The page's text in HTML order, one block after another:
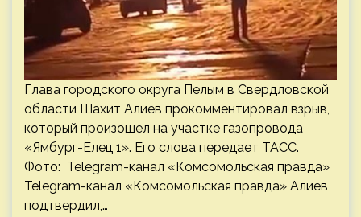
Глава городского округа Пелым в Свердловской
области Шахит Алиев прокомментировал взрыв,
который произошел на участке газопровода
«Ямбург-Елец 1». Его слова передает ТАСС.
Фото: Telegram-канал «Комсомольская правда»
Telegram-канал «Комсомольская правда» Алиев
подтвердил,…